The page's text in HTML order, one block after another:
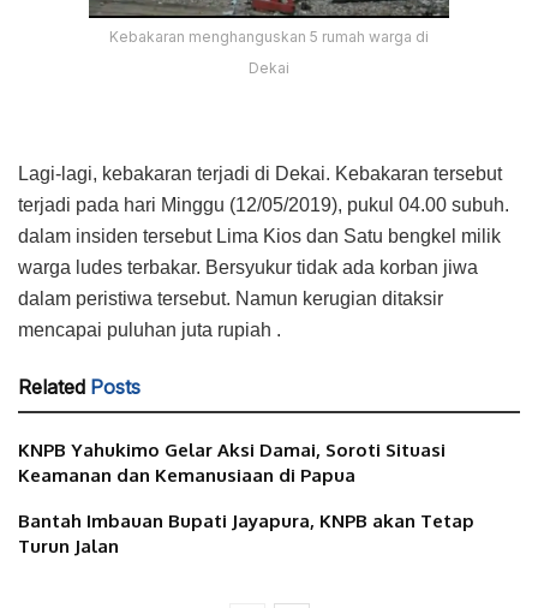
Kebakaran menghanguskan 5 rumah warga di
Dekai
Lagi-lagi, kebakaran terjadi di Dekai. Kebakaran tersebut
terjadi pada hari Minggu (12/05/2019), pukul 04.00 subuh.
dalam insiden tersebut Lima Kios dan Satu bengkel milik
warga ludes terbakar. Bersyukur tidak ada korban jiwa
dalam peristiwa tersebut. Namun kerugian ditaksir
mencapai puluhan juta rupiah .
Related Posts
KNPB Yahukimo Gelar Aksi Damai, Soroti Situasi
Keamanan dan Kemanusiaan di Papua
Bantah Imbauan Bupati Jayapura, KNPB akan Tetap
Turun Jalan